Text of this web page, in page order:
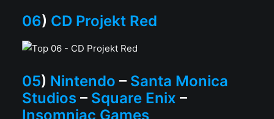
06) CD Projekt Red
05) Nintendo – Santa Monica
Studios – Square Enix –
Insomniac Games